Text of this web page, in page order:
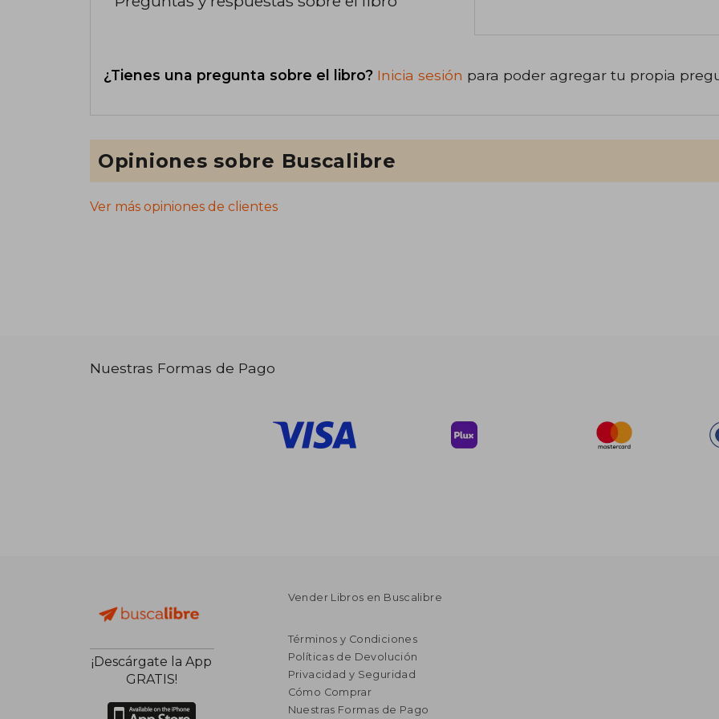
¿Tienes una pregunta sobre el libro? Inicia sesión para poder agregar tu propia
Opiniones sobre Buscalibre
Ver más opiniones de clientes
Nuestras Formas de Pago
¡Descárgate la App
GRATIS!
Vender Libros en Buscalibre
Términos y Condiciones
Políticas de Devolución
Privacidad y Seguridad
Cómo Comprar
Nuestras Formas de Pago